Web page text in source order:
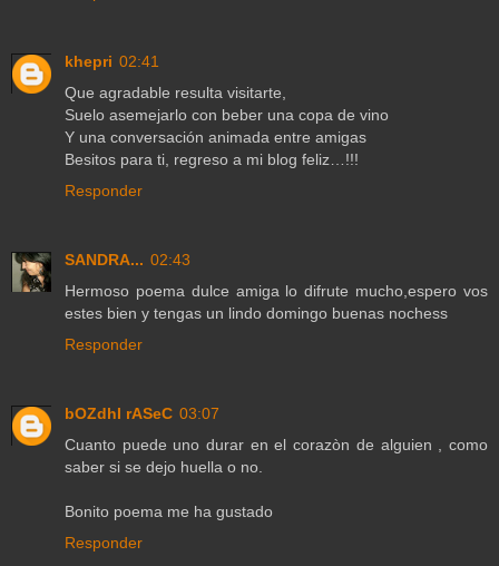
khepri 02:41
Que agradable resulta visitarte,
Suelo asemejarlo con beber una copa de vino
Y una conversación animada entre amigas
Besitos para ti, regreso a mi blog feliz…!!!
Responder
SANDRA... 02:43
Hermoso poema dulce amiga lo difrute mucho,espero vos
estes bien y tengas un lindo domingo buenas nochess
Responder
bOZdhI rASeC 03:07
Cuanto puede uno durar en el corazòn de alguien , como
saber si se dejo huella o no.
Bonito poema me ha gustado
Responder